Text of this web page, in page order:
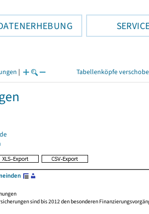
| Tabellenköpfe
sind bis 2012 den besonderen